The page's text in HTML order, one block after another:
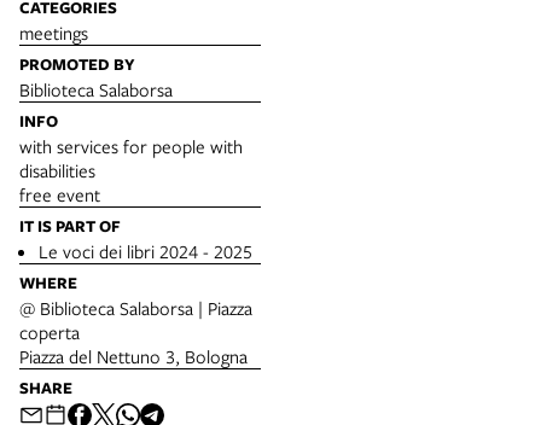
CATEGORIES
meetings
PROMOTED BY
Biblioteca Salaborsa
INFO
with services for people with
disabilities
free event
IT IS PART OF
Le voci dei libri 2024 - 2025
WHERE
@ Biblioteca Salaborsa | Piazza
coperta
Piazza del Nettuno 3, Bologna
SHARE